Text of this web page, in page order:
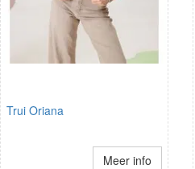
Trui Oriana
Meer info